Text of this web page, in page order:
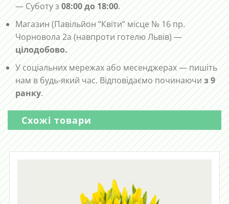
— Суботу з08:00 до 18:00.
Магазин (Павільйон “Квіти” місце № 16 пр.
Чорновола 2а (навпроти готелю Львів) —
цілодобово.
У соціальних мережах або месенджерах — пишіть
нам в будь-який час. Відповідаємо починаючиз 9
ранку.
Схожі товари